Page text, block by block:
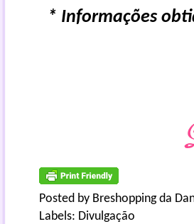
* Informações
Posted by Breshopping da
Labels: Divulgação